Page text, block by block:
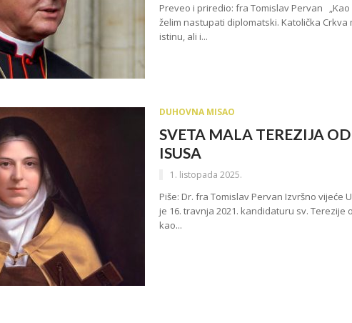
Preveo i priredio: fra Tomislav Pervan
želim nastupati diplomatski. Katolička Crkva
istinu, ali i...
DUHOVNA MISAO
SVETA MALA TEREZIJA
ISUSA
1. listopada 2025.
Piše: Dr. fra Tomislav Pervan Izvršno vijeće
je 16. travnja 2021. kandidaturu sv. Terezije
kao...